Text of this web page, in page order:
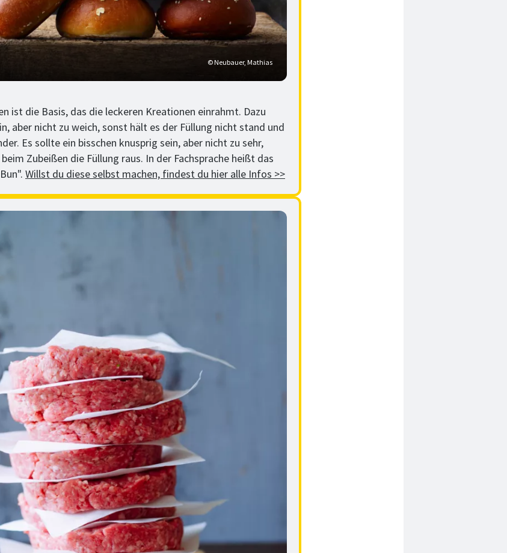
© Neubauer, Mathias
ist die Basis, das die leckeren Kreationen einrahmt. Dazu
aber nicht zu weich, sonst hält es der Füllung nicht stand und
Es sollte ein bisschen knusprig sein, aber nicht zu sehr,
Zubeißen die Füllung raus. In der Fachsprache heißt das
Willst du diese selbst machen, findest du hier alle Infos >>